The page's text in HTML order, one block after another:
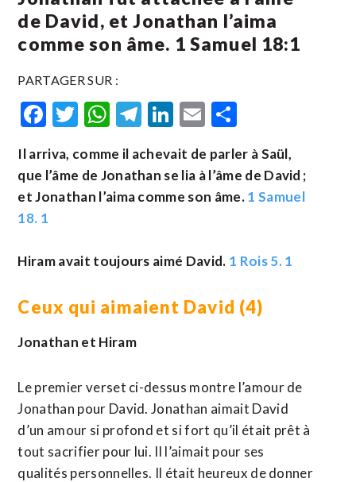
de David, et Jonathan l’aima
comme son âme. 1 Samuel 18:1
PARTAGER SUR :
Facebook
Twitter
WhatsApp
Telegram
LinkedIn
Email
Il arriva, comme il achevait de parler à Saül,
que l’âme de Jonathan se lia à l’âme de David ;
et Jonathan l’aima comme son âme.1 Samuel
18. 1
Hiram avait toujours aimé David. 1 Rois 5. 1
Ceux qui aimaient David (4)
Jonathan et Hiram
Le premier verset ci-dessus montre l’amour de
Jonathan pour David. Jonathan aimait David
d’un amour si profond et si fort qu’il était prêt à
tout sacrifier pour lui. Il l’aimait pour ses
qualités personnelles. Il était heureux de donner